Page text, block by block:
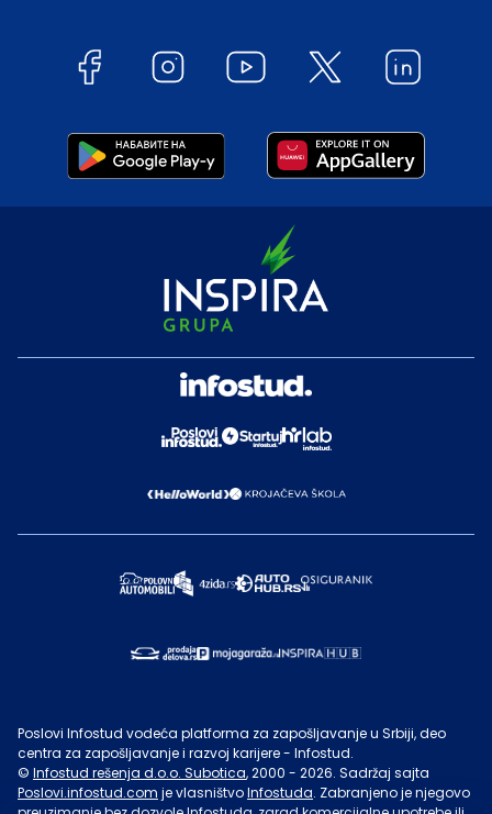
Poslovi Infostud vodeća platforma za zapošljavanje u Srbiji, deo
centra za zapošljavanje i razvoj karijere - Infostud.
© Infostud rešenja d.o.o. Subotica, 2000 - 2026. Sadržaj sajta
Poslovi.infostud.com je vlasništvoInfostuda. Zabranjeno je njegovo